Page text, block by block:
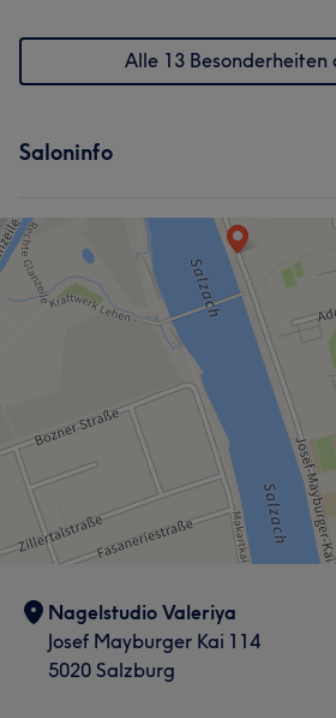
Alle 13 Besonderheiten
Saloninfo
Nagelstudio Valeriya
Josef Mayburger Kai 114
5020 Salzburg